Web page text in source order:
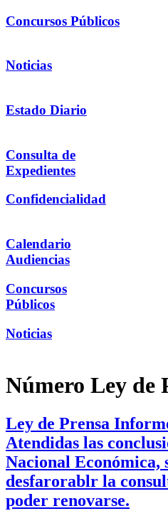
Concursos Públicos
Noticias
Estado Diario
Consulta de
Expedientes
Confidencialidad
Calendario
Audiencias
Concursos
Públicos
Noticias
Número Ley de
Ley de Prensa
Atendidas las
Nacional Económica,
desfarorablr la
poder renovarse.